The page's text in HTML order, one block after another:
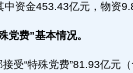
中资金453.43亿元，物资
费”基本情况。
“特殊党费”81.93亿元（